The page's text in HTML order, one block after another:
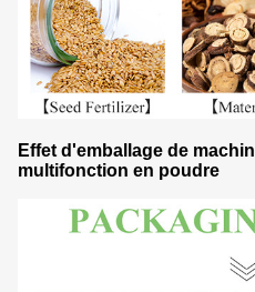
Effet d'emballage de
multifonction en poudre